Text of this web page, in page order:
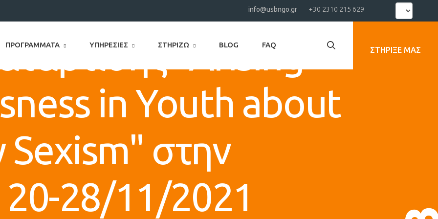
info@usbngo.gr +30 2310 215 629
Select
language
ΠΡΟΓΡΆΜΜΑΤΑ ΥΠΗΡΕΣΊΕΣ ΣΤΗΡΊΖΩ BLOG FAQ
ΣΤΉΡΙΞΕ ΜΑΣ
"Arising
in Youth about
Sexism" στην
20-28/11/2021